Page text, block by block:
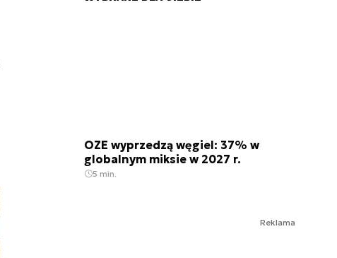
OZE wyprzedzą węgiel: 37% w
globalnym miksie w 2027 r.
5 min.
Reklama